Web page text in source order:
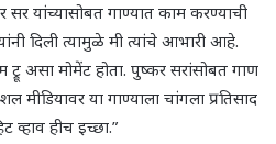
सर यांच्यासोबत गाण्यात काम करण्याची
दिली त्यामुळे मी त्यांचे आभारी आहे.
ट्रू असा मोमेंट होता. पुष्कर सरांसोबत गाण
या गाण्याला चांगला प्रतिसाद
हीच इच्छा.”